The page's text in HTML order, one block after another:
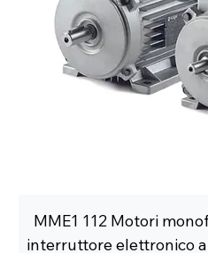
MME1 112 Motori
interruttore elettronico